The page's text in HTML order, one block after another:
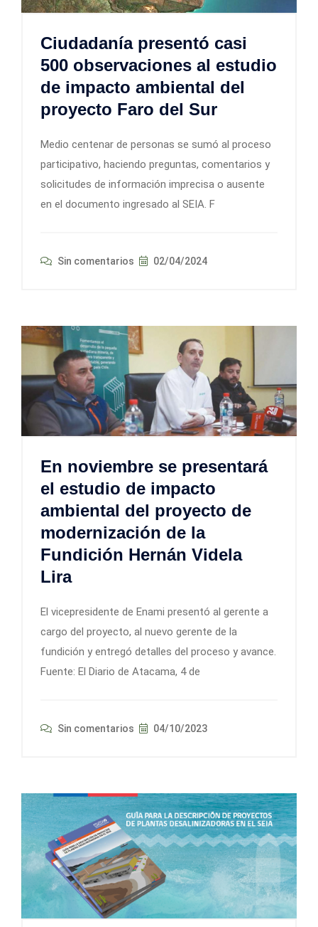
Ciudadanía presentó casi
500 observaciones al estudio
de impacto ambiental del
proyecto Faro del Sur
Medio centenar de personas se sumó al proceso
participativo, haciendo preguntas, comentarios y
solicitudes de información imprecisa o ausente
en el documento ingresado al SEIA. F
Sin comentarios 02/04/2024
En noviembre se presentará
el estudio de impacto
ambiental del proyecto de
modernización de la
Fundición Hernán Videla
Lira
El vicepresidente de Enami presentó al gerente a
cargo del proyecto, al nuevo gerente de la
fundición y entregó detalles del proceso y avance.
Fuente: El Diario de Atacama, 4 de
Sin comentarios 04/10/2023